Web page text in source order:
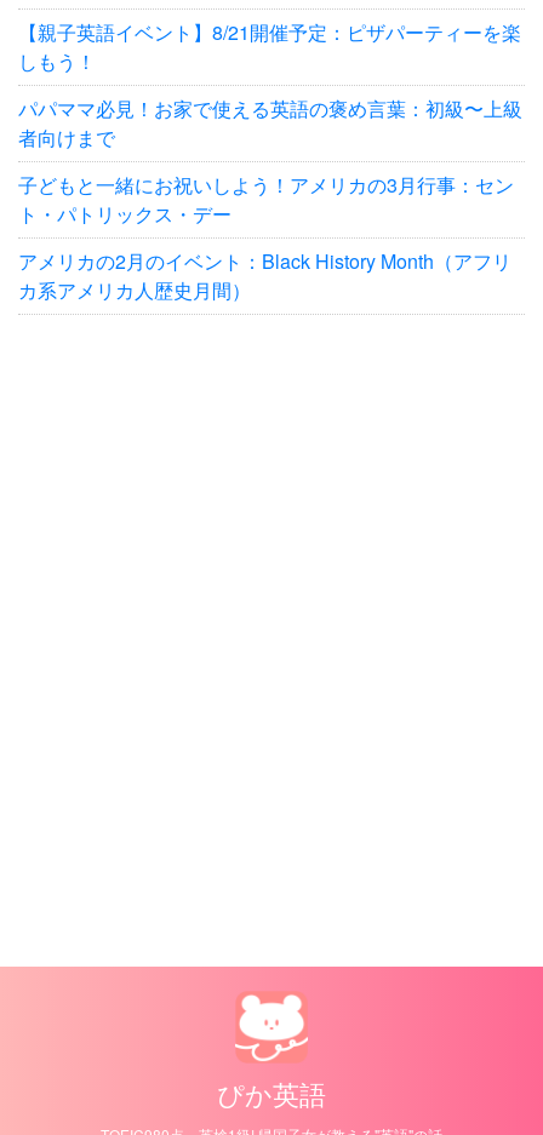
【親子英語イベント】8/21開催予定：ピザパーティーを楽
しもう！
パパママ必見！お家で使える英語の褒め言葉：初級〜上級
者向けまで
子どもと一緒にお祝いしよう！アメリカの3月行事：セン
ト・パトリックス・デー
アメリカの2月のイベント：Black History Month（アフリ
カ系アメリカ人歴史月間）
ぴか英語